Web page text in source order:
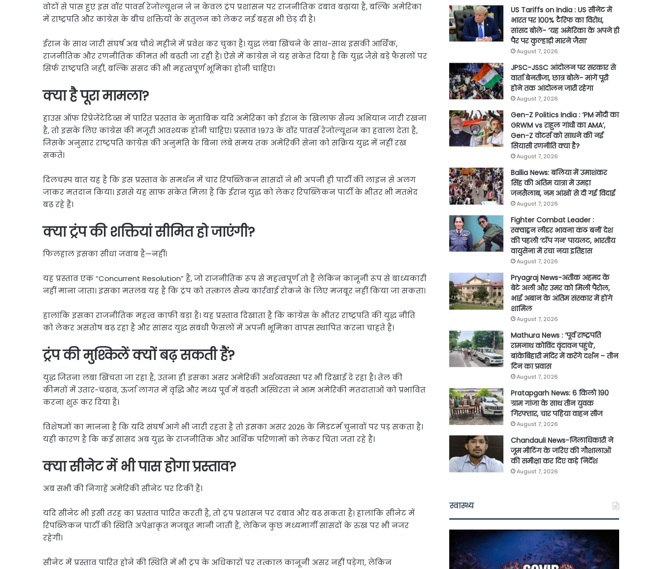
वोटों से पास हुए इस वॉर पावर्स रेजोल्यूशन ने न केवल ट्रंप प्रशासन पर राजनीतिक दबाव बढ़ाया है, बल्कि अमेरिका
में राष्ट्रपति और कांग्रेस के बीच शक्तियों के संतुलन को लेकर नई बहस भी छेड़ दी है।
ईरान के साथ जारी संघर्ष अब चौथे महीने में प्रवेश कर चुका है। युद्ध लंबा खिंचने के साथ-साथ इसकी आर्थिक,
राजनीतिक और रणनीतिक कीमत भी बढ़ती जा रही है। ऐसे में कांग्रेस ने यह संकेत दिया है कि युद्ध जैसे बड़े फैसलों पर
सिर्फ राष्ट्रपति नहीं, बल्कि संसद की भी महत्वपूर्ण भूमिका होनी चाहिए।
क्या है पूरा मामला?
हाउस ऑफ रिप्रेजेंटेटिव्स में पारित प्रस्ताव के मुताबिक यदि अमेरिका को ईरान के खिलाफ सैन्य अभियान जारी रखना
है, तो इसके लिए कांग्रेस की मंजूरी आवश्यक होनी चाहिए। प्रस्ताव 1973 के वॉर पावर्स रेजोल्यूशन का हवाला देता है,
जिसके अनुसार राष्ट्रपति कांग्रेस की अनुमति के बिना लंबे समय तक अमेरिकी सेना को सक्रिय युद्ध में नहीं रख
सकते।
दिलचस्प बात यह है कि इस प्रस्ताव के समर्थन में चार रिपब्लिकन सांसदों ने भी अपनी ही पार्टी की लाइन से अलग
जाकर मतदान किया। इससे यह साफ संकेत मिला है कि ईरान युद्ध को लेकर रिपब्लिकन पार्टी के भीतर भी मतभेद
बढ़ रहे हैं।
क्या ट्रंप की शक्तियां सीमित हो जाएंगी?
फिलहाल इसका सीधा जवाब है—नहीं।
यह प्रस्ताव एक “Concurrent Resolution” है, जो राजनीतिक रूप से महत्वपूर्ण तो है लेकिन कानूनी रूप से बाध्यकारी
नहीं माना जाता। इसका मतलब यह है कि ट्रंप को तत्काल सैन्य कार्रवाई रोकने के लिए मजबूर नहीं किया जा सकता।
हालांकि इसका राजनीतिक महत्व काफी बड़ा है। यह प्रस्ताव दिखाता है कि कांग्रेस के भीतर राष्ट्रपति की युद्ध नीति
को लेकर असंतोष बढ़ रहा है और सांसद युद्ध संबंधी फैसलों में अपनी भूमिका वापस स्थापित करना चाहते हैं।
ट्रंप की मुश्किलें क्यों बढ़ सकती हैं?
युद्ध जितना लंबा खिंचता जा रहा है, उतना ही इसका असर अमेरिकी अर्थव्यवस्था पर भी दिखाई दे रहा है। तेल की
कीमतों में उतार-चढ़ाव, ऊर्जा लागत में वृद्धि और मध्य पूर्व में बढ़ती अस्थिरता ने आम अमेरिकी मतदाताओं को प्रभावित
करना शुरू कर दिया है।
विशेषज्ञों का मानना है कि यदि संघर्ष आगे भी जारी रहता है तो इसका असर 2026 के मिडटर्म चुनावों पर पड़ सकता है।
यही कारण है कि कई सांसद अब युद्ध के राजनीतिक और आर्थिक परिणामों को लेकर चिंता जता रहे हैं।
क्या सीनेट में भी पास होगा प्रस्ताव?
अब सभी की निगाहें अमेरिकी सीनेट पर टिकी हैं।
यदि सीनेट भी इसी तरह का प्रस्ताव पारित करती है, तो ट्रंप प्रशासन पर दबाव और बढ़ सकता है। हालांकि सीनेट में
रिपब्लिकन पार्टी की स्थिति अपेक्षाकृत मजबूत मानी जाती है, लेकिन कुछ मध्यमार्गी सांसदों के रुख पर भी नजर
रहेगी।
सीनेट में प्रस्ताव पारित होने की स्थिति में भी ट्रंप के अधिकारों पर तत्काल कानूनी असर नहीं पड़ेगा, लेकिन
US Tariffs on India : US सीनेट में
भारत पर 100% टैरिफ का विरोध,
सांसद बोले- ‘यह अमेरिका के अपने ही
पैर पर कुल्हाड़ी मारने जैसा’
August 7, 2026
JPSC-JSSC आंदोलन पर सरकार से
वार्ता बेनतीजा, छात्र बोले- मांगें पूरी
होने तक आंदोलन जारी रहेगा
August 7, 2026
Gen-Z Politics India : ‘PM मोदी का
GRWM vs राहुल गांधी का AMA’,
Gen-Z वोटर्स को साधने की नई
सियासी रणनीति क्या है?
August 7, 2026
Ballia News: बलिया में उमाशंकर
सिंह की अंतिम यात्रा में उमड़ा
जनसैलाब, नम आंखों से दी गई विदाई
August 7, 2026
Fighter Combat Leader :
स्क्वाड्रन लीडर भावना कंठ बनीं देश
की पहली ‘टॉप गन’ पायलट, भारतीय
वायुसेना में रचा नया इतिहास
August 7, 2026
Pryagraj News-अतीक अहमद के
बेटे अली और उमर को मिली पैरोल,
भाई अबान के अंतिम संस्कार में होंगे
शामिल
August 7, 2026
Mathura News : ‘पूर्व राष्ट्रपति
रामनाथ कोविंद वृंदावन पहुंचे’,
बांकेबिहारी मंदिर में करेंगे दर्शन – तीन
दिन का प्रवास
August 7, 2026
Pratapgarh News: 6 किलो 190
ग्राम गांजा के साथ तीन युवक
गिरफ्तार, चार पहिया वाहन सीज
August 7, 2026
Chandauli News-जिलाधिकारी ने
जूम मीटिंग के जरिए की गौशालाओं
की समीक्षा कर दिए कड़े निर्देश
August 7, 2026
स्वास्थ्य